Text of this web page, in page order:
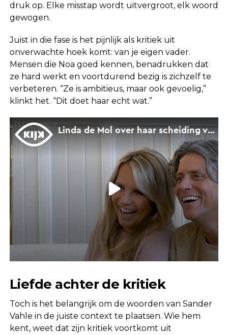
druk op. Elke misstap wordt uitvergroot, elk woord
gewogen.
Juist in die fase is het pijnlijk als kritiek uit
onverwachte hoek komt: van je eigen vader.
Mensen die Noa goed kennen, benadrukken dat
ze hard werkt en voortdurend bezig is zichzelf te
verbeteren. “Ze is ambitieus, maar ook gevoelig,”
klinkt het. “Dit doet haar echt wat.”
Liefde achter de kritiek
Toch is het belangrijk om de woorden van Sander
Vahle in de juiste context te plaatsen. Wie hem
kent, weet dat zijn kritiek voortkomt uit